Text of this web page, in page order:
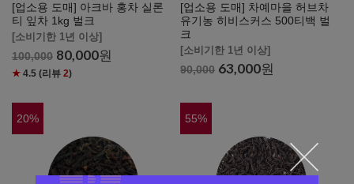
[업소용 도매] 아크바 홍차 실론
티 잎차 1kg 벌크
[소비기한 1년 이상]
100,000 80,000원
★ 4.5 (리뷰 2)
[업소용 도매] 차예마을 허브차
유기농 히비스커스 500티백 벌
크
[소비기한 1년 이상]
90,000 63,000원
20% 55%